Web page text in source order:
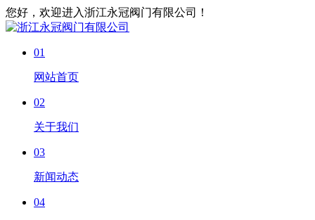
您好，欢迎进入浙江永冠阀门有限公司！
01
网站首页
02
关于我们
03
新闻动态
04